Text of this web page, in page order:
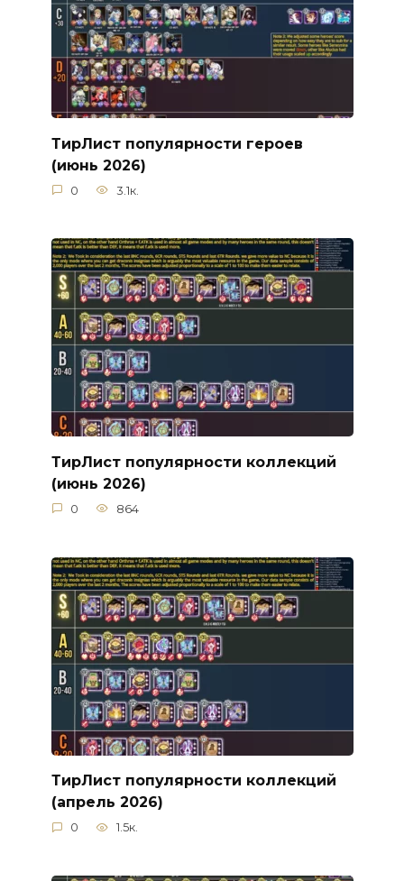
ТирЛист популярности героев
(июнь 2026)
0 3.1к.
ТирЛист популярности коллекций
(июнь 2026)
0 864
ТирЛист популярности коллекций
(апрель 2026)
0 1.5к.